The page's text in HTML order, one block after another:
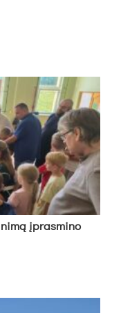
įpras­mi­no